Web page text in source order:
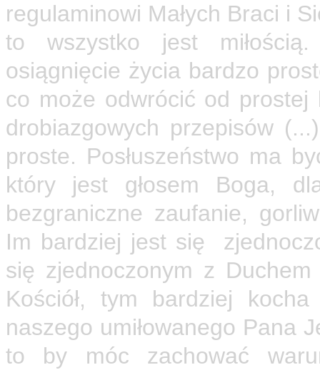
regulaminowi Małych Braci i
to wszystko jest
osiągnięcie życia bardzo
co może odwrócić od prostej
drobiazgowych przepisów
proste. Posłuszeństwo ma
który jest głosem Boga,
bezgraniczne zaufanie,
Im bardziej jest się
się zjednoczonym z
Kościół, tym bardziej
naszego umiłowanego Pana
to by móc zachować